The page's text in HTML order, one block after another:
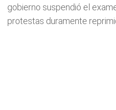
gobierno suspendió el
protestas duramente